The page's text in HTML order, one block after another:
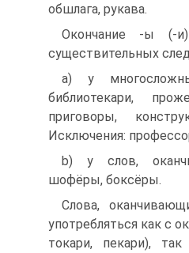
обшлага, рукава.
Окончание -ы (-
существительных
a) у
библиотекари,
приговоры,
Исключения:
b) у слов,
шофёры, боксёры.
Слова,
употребляться как с
токари, пекари),